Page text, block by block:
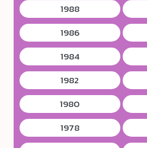
1988
1986
1984
1982
1980
1978